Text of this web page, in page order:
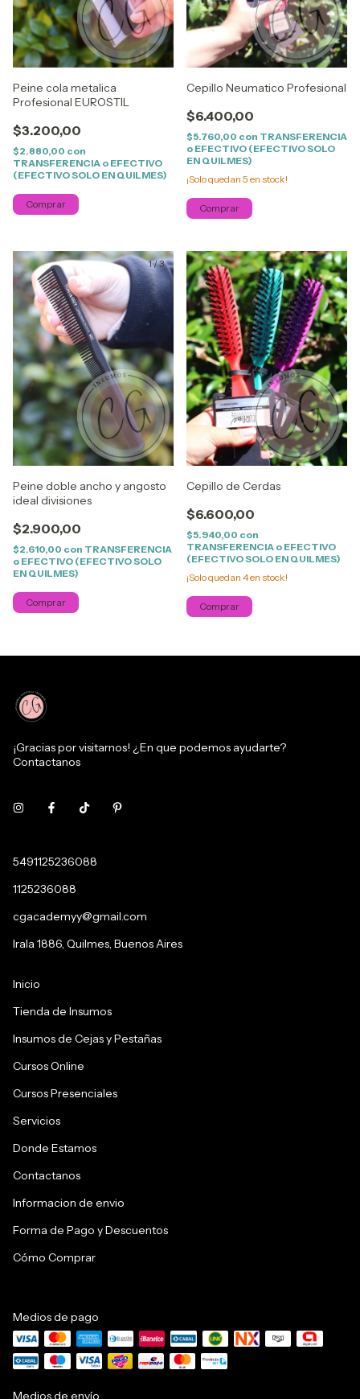
Peine cola metalica
Profesional EUROSTIL
$3.200,00
$2.880,00 con
TRANSFERENCIA o EFECTIVO
(EFECTIVO SOLO EN QUILMES)
Cepillo Neumatico Profesional
$6.400,00
$5.760,00 con TRANSFERENCIA
o EFECTIVO (EFECTIVO SOLO
EN QUILMES)
¡Solo quedan 5 en stock!
1/3
Peine doble ancho y angosto
ideal divisiones
$2.900,00
$2.610,00 con TRANSFERENCIA
o EFECTIVO (EFECTIVO SOLO
EN QUILMES)
Cepillo de Cerdas
$6.600,00
$5.940,00 con
TRANSFERENCIA o EFECTIVO
(EFECTIVO SOLO EN QUILMES)
¡Solo quedan 4en stock!
¡Gracias por visitarnos! ¿En que podemos ayudarte?
Contactanos
5491125236088
1125236088
cgacademyy@gmail.com
Irala 1886, Quilmes, Buenos Aires
Inicio
Tienda de Insumos
Insumos de Cejas y Pestañas
Cursos Online
Cursos Presenciales
Servicios
Donde Estamos
Contactanos
Informacion de envio
Forma de Pago y Descuentos
Cómo Comprar
Medios de pago
Medios de envío